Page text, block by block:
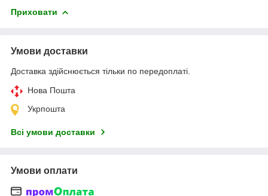
Приховати
Умови доставки
Доставка здійснюється тільки по передоплаті.
Нова Пошта
Укрпошта
Всі умови доставки
Умови оплати